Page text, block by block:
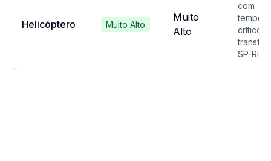
Helicóptero Muito Alto
Muito
Alto
com
tempo
crítico,
SP-Rio